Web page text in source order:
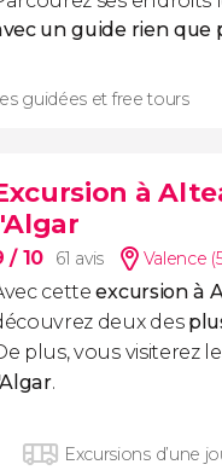
un guide rien que
guidées et free tours
à
/ 10 61 avis Valence
cetteexcursion à
deux des
plus, vous visiterez
.
Excursions d’une